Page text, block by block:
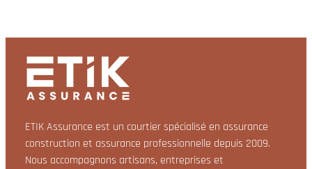
ETIK Assurance est un courtier spécialisé en assurance
construction et assurance professionnelle depuis 2009.
Nous accompagnons artisans, entreprises et